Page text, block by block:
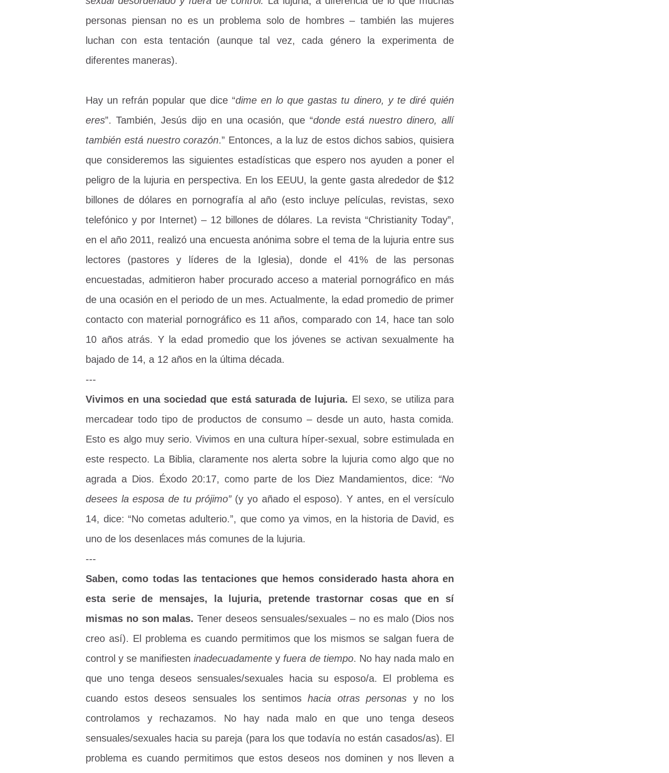
personas piensan no es un problema solo de hombres – también las mujeres
luchan con esta tentación (aunque tal vez, cada género la experimenta de
diferentes maneras).
Hay un refrán popular que dice “dime en lo que gastas tu dinero, y te diré quién
eres”. También, Jesús dijo en una ocasión, que “donde está nuestro dinero, allí
también está nuestro corazón.” Entonces, a la luz de estos dichos sabios, quisiera
que consideremos las siguientes estadísticas que espero nos ayuden a poner el
peligro de la lujuria en perspectiva. En los EEUU, la gente gasta alrededor de $12
billones de dólares en pornografía al año (esto incluye películas, revistas, sexo
telefónico y por Internet) – 12 billones de dólares. La revista “Christianity Today”,
en el año 2011, realizó una encuesta anónima sobre el tema de la lujuria entre sus
lectores (pastores y líderes de la Iglesia), donde el 41% de las personas
encuestadas, admitieron haber procurado acceso a material pornográfico en más
de una ocasión en el periodo de un mes. Actualmente, la edad promedio de primer
contacto con material pornográfico es 11 años, comparado con 14, hace tan solo
10 años atrás. Y la edad promedio que los jóvenes se activan sexualmente ha
bajado de 14, a 12 años en la última década.
---
Vivimos en una sociedad que está saturada de lujuria. El sexo, se utiliza para
mercadear todo tipo de productos de consumo – desde un auto, hasta comida.
Esto es algo muy serio. Vivimos en una cultura híper-sexual, sobre estimulada en
este respecto. La Biblia, claramente nos alerta sobre la lujuria como algo que no
agrada a Dios. Éxodo 20:17, como parte de los Diez Mandamientos, dice: “No
desees la esposa de tu prójimo”(y yo añado el esposo). Y antes, en el versículo
14, dice: “No cometas adulterio.”, que como ya vimos, en la historia de David, es
uno de los desenlaces más comunes de la lujuria.
---
Saben, como todas las tentaciones que hemos considerado hasta ahora en
esta serie de mensajes, la lujuria, pretende trastornar cosas que en sí
mismas no son malas. Tener deseos sensuales/sexuales – no es malo (Dios nos
creo así). El problema es cuando permitimos que los mismos se salgan fuera de
control y se manifiesteninadecuadamente y fuera de tiempo. No hay nada malo en
que uno tenga deseos sensuales/sexuales hacia su esposo/a. El problema es
cuando estos deseos sensuales los sentimoshacia otras personas y no los
controlamos y rechazamos. No hay nada malo en que uno tenga deseos
sensuales/sexuales hacia su pareja (para los que todavía no están casados/as). El
problema es cuando permitimos que estos deseos nos dominen y nos lleven a